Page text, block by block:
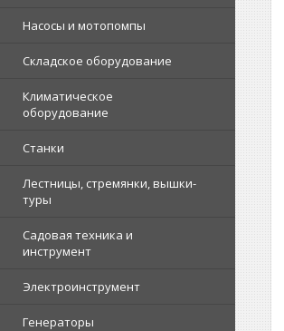
Насосы и мотопомпы
Складское оборудование
Климатическое
оборудование
Станки
Лестницы, стремянки, вышки-
туры
Садовая техника и
инструмент
Электроинструмент
Генераторы